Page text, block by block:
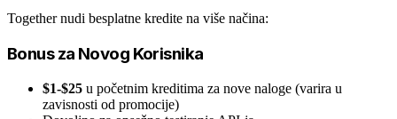
Together nudi besplatne kredite na više načina:
Bonus za Novog Korisnika
$1-$25 u početnim kreditima za nove naloge (varira u
zavisnosti od promocije)